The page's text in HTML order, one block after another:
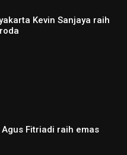
Kevin Sanjaya raih
Fitriadi raih emas